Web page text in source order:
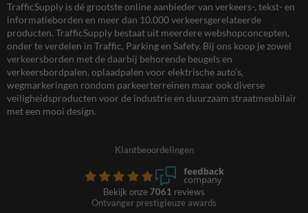
TrafficSupply is dé grootste online aanbieder van verkeers-, tekst- en
informatieborden en meer dan 10.000 verkeersgerelateerde
producten. TrafficSupply bestaat uit meerdere webshopconcepten,
onder te verdelen in Traffic, Parking en Safety. Bij ons koop je zowel
verkeersborden met de daarbij behorende beugels en
verkeersbordpalen, oplaadpalen voor elektrische auto’s,
wegmarkeringen rondom parkeerterreinen maar ook diverse
veiligheidsproducten voor de industrie en duurzaam straatmeubilair
met een mooi design.
Klantbeoordelingen
Bekijk onze 7061 reviews
Ontvanger prestigieuze awards